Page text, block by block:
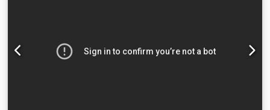
– 50 Hz - Pengoperasian dengan tombol gantung 🏭
Penggunaan: - Selalu digunakan di gudang industri